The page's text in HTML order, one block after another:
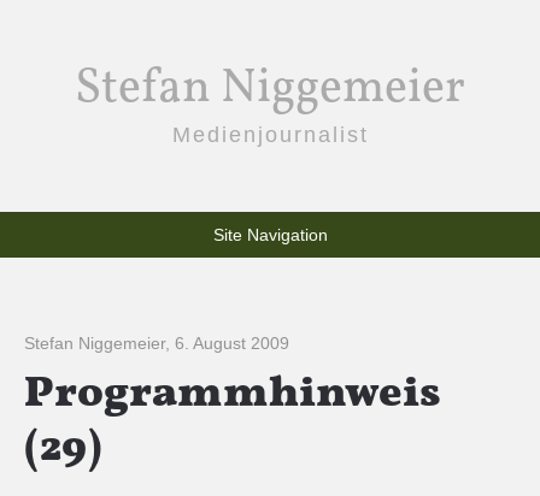
Stefan Niggemeier
Medienjournalist
Site Navigation
Stefan Niggemeier, 6. August 2009
Programmhinweis
(29)